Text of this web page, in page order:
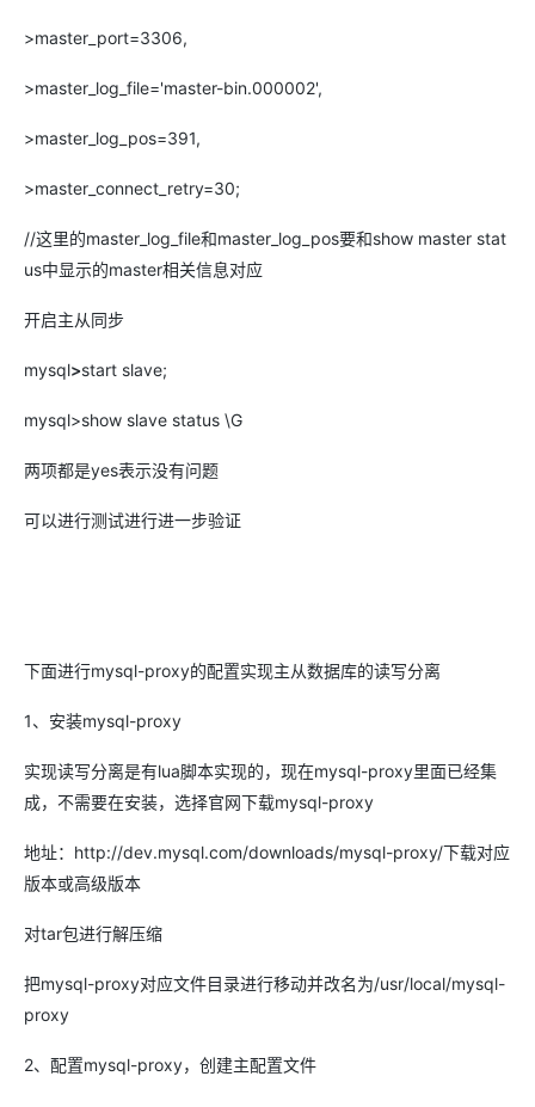
>master_port=3306,
>master_log_file='master-bin.000002',
>master_log_pos=391,
>master_connect_retry=30;
//这里的master_log_file和master_log_pos要和show master stat
us中显示的master相关信息对应
开启主从同步
mysql>start slave;
mysql>show slave status \G
两项都是yes表示没有问题
可以进行测试进行进一步验证
下面进行mysql-proxy的配置实现主从数据库的读写分离
1、安装mysql-proxy
实现读写分离是有lua脚本实现的，现在mysql-proxy里面已经集
成，不需要在安装，选择官网下载mysql-proxy
地址：http://dev.mysql.com/downloads/mysql-proxy/下载对应
版本或高级版本
对tar包进行解压缩
把mysql-proxy对应文件目录进行移动并改名为/usr/local/mysql-
proxy
2、配置mysql-proxy，创建主配置文件